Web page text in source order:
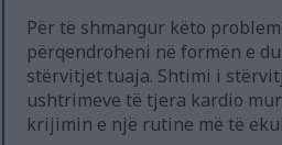
Për të shmangur këto
përqendroheni në formën e
stërvitjet tuaja. Shtimi i
ushtrimeve të tjera kardio
krijimin e një rutine më të